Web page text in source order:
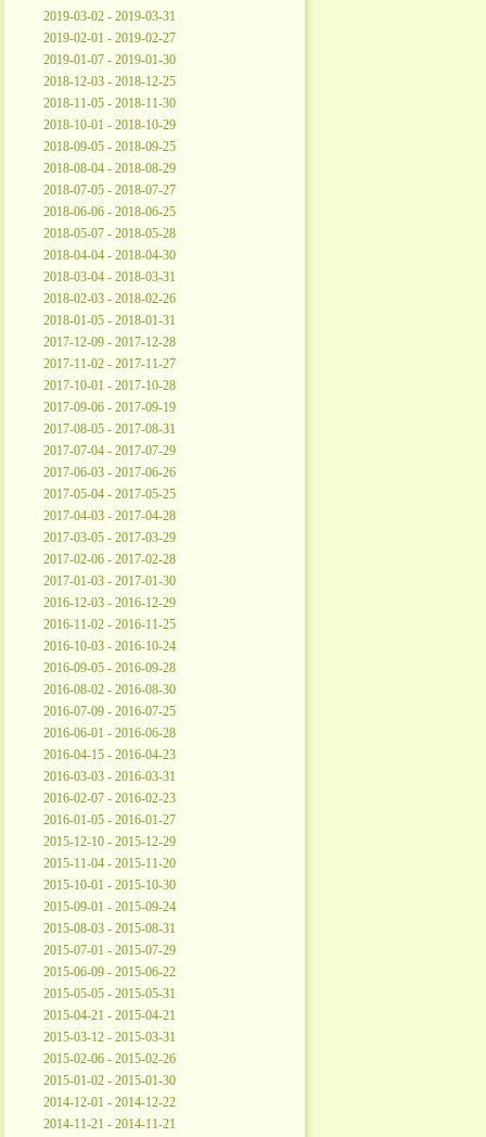
2019-03-02 - 2019-03-31
2019-02-01 - 2019-02-27
2019-01-07 - 2019-01-30
2018-12-03 - 2018-12-25
2018-11-05 - 2018-11-30
2018-10-01 - 2018-10-29
2018-09-05 - 2018-09-25
2018-08-04 - 2018-08-29
2018-07-05 - 2018-07-27
2018-06-06 - 2018-06-25
2018-05-07 - 2018-05-28
2018-04-04 - 2018-04-30
2018-03-04 - 2018-03-31
2018-02-03 - 2018-02-26
2018-01-05 - 2018-01-31
2017-12-09 - 2017-12-28
2017-11-02 - 2017-11-27
2017-10-01 - 2017-10-28
2017-09-06 - 2017-09-19
2017-08-05 - 2017-08-31
2017-07-04 - 2017-07-29
2017-06-03 - 2017-06-26
2017-05-04 - 2017-05-25
2017-04-03 - 2017-04-28
2017-03-05 - 2017-03-29
2017-02-06 - 2017-02-28
2017-01-03 - 2017-01-30
2016-12-03 - 2016-12-29
2016-11-02 - 2016-11-25
2016-10-03 - 2016-10-24
2016-09-05 - 2016-09-28
2016-08-02 - 2016-08-30
2016-07-09 - 2016-07-25
2016-06-01 - 2016-06-28
2016-04-15 - 2016-04-23
2016-03-03 - 2016-03-31
2016-02-07 - 2016-02-23
2016-01-05 - 2016-01-27
2015-12-10 - 2015-12-29
2015-11-04 - 2015-11-20
2015-10-01 - 2015-10-30
2015-09-01 - 2015-09-24
2015-08-03 - 2015-08-31
2015-07-01 - 2015-07-29
2015-06-09 - 2015-06-22
2015-05-05 - 2015-05-31
2015-04-21 - 2015-04-21
2015-03-12 - 2015-03-31
2015-02-06 - 2015-02-26
2015-01-02 - 2015-01-30
2014-12-01 - 2014-12-22
2014-11-21 - 2014-11-21